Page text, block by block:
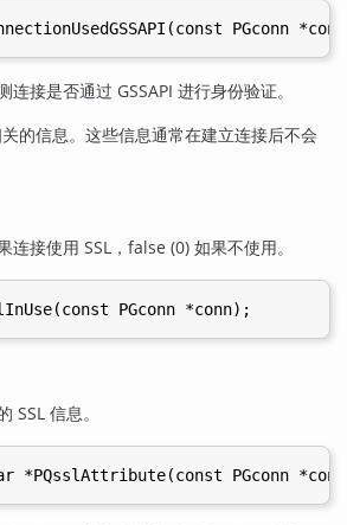
连接是否通过 GSSAPI 进行身份验证。
的信息。这些信息通常在建立连接后不会
连接使用 SSL，false (0) 如果不使用。
SSL 信息。